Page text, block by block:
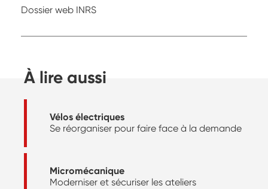
Dossier web INRS
À lire aussi
Vélos électriques
Se réorganiser pour faire face à la demande
Micromécanique
Moderniser et sécuriser les ateliers